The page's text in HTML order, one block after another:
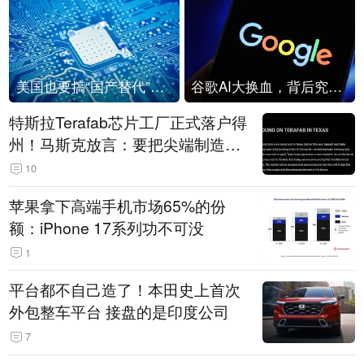
美国也要搞“国产替代”？先算清三笔账 谷歌AI大换血，背后究竟发生了什么？
特斯拉Terafab芯片工厂正式落户得
州！马斯克放言：要把尖端制造带
回美国
10
苹果拿下高端手机市场65%的份
额：iPhone 17系列功不可没
1
平台都不自己造了！本田史上首次
外包整车平台 接盘的是印度公司
7